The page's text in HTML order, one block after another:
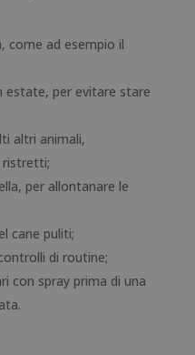
come ad esempio il
estate, per evitare stare
altri animali,
ristretti;
per allontanare le
cane puliti;
di routine;
con spray prima di una